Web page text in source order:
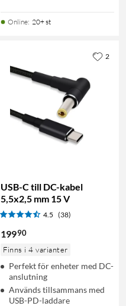
Online: 20+ st
USB-C till DC-kabel
5,5x2,5 mm 15 V
4.5 (38)
19990
Finns i 4 varianter
Perfekt för enheter med DC-
anslutning
Används tillsammans med
USB-PD-laddare
2